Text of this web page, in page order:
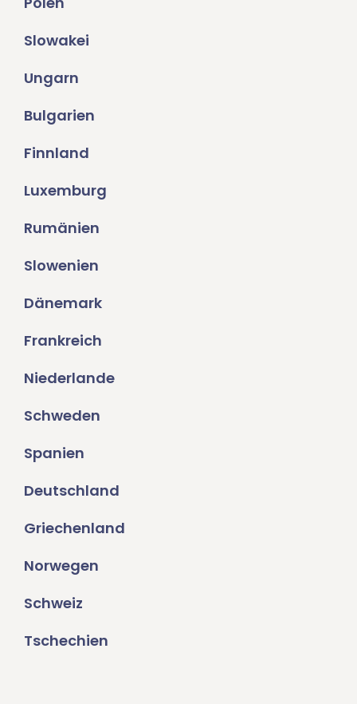
Slowakei
Ungarn
Bulgarien
Finnland
Luxemburg
Rumänien
Slowenien
Dänemark
Frankreich
Niederlande
Schweden
Spanien
Deutschland
Griechenland
Norwegen
Schweiz
Tschechien